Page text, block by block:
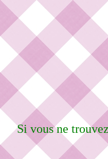
Si vous ne